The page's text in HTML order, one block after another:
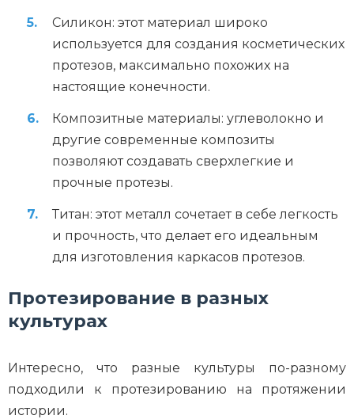
Силикон: этот материал широко
используется для создания косметических
протезов, максимально похожих на
настоящие конечности.
Композитные материалы: углеволокно и
другие современные композиты
позволяют создавать сверхлегкие и
прочные протезы.
Титан: этот металл сочетает в себе легкость
и прочность, что делает его идеальным
для изготовления каркасов протезов.
Протезирование в разных
культурах
Интересно, что разные культуры по-разному
подходили к протезированию на протяжении
истории.